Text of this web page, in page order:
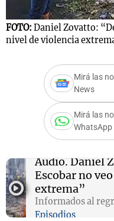
FOTO: Daniel Zovatto:
nivel de violencia
Mirá las
News
Mirá las
WhatsApp
Audio. Daniel
Escobar no
extrema”
Informados al
Episodios
Notas
Mundial